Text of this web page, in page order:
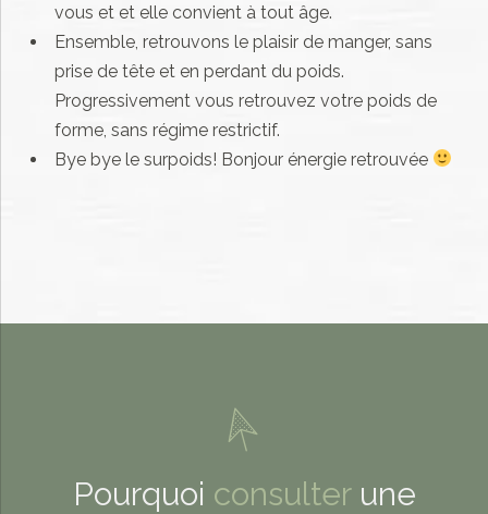
vous et et elle convient à tout âge.
Ensemble, retrouvons le plaisir de manger, sans
prise de tête et en perdant du poids.
Progressivement vous retrouvez votre poids de
forme, sans régime restrictif.
Bye bye le surpoids! Bonjour énergie retrouvée
Pourquoi consulterune